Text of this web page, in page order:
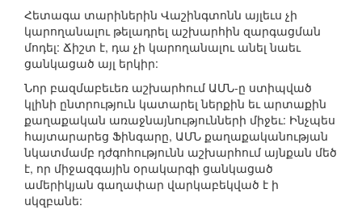
Հետագա տարիներին Վաշինգտոնն այլեւս չի
կարողանալու թելադրել աշխարհին զարգացման
մոդել: Ճիշտ է, դա չի կարողանալու անել նաեւ
ցանկացած այլ երկիր:
Նոր բազմաբեւեռ աշխարհում ԱՄՆ-ը ստիպված
կլինի ընտրություն կատարել ներքին եւ արտաքին
քաղաքական առաջնայնությունների միջեւ: Ինչպես
հայտարարեց Ֆինգարը, ԱՄՆ քաղաքականության
նկատմամբ դժգոհությունն աշխարհում այնքան մեծ
է, որ միջազգային օրակարգի ցանկացած
ամերիկյան գաղափար վարկաբեկված է ի
սկզբանե: